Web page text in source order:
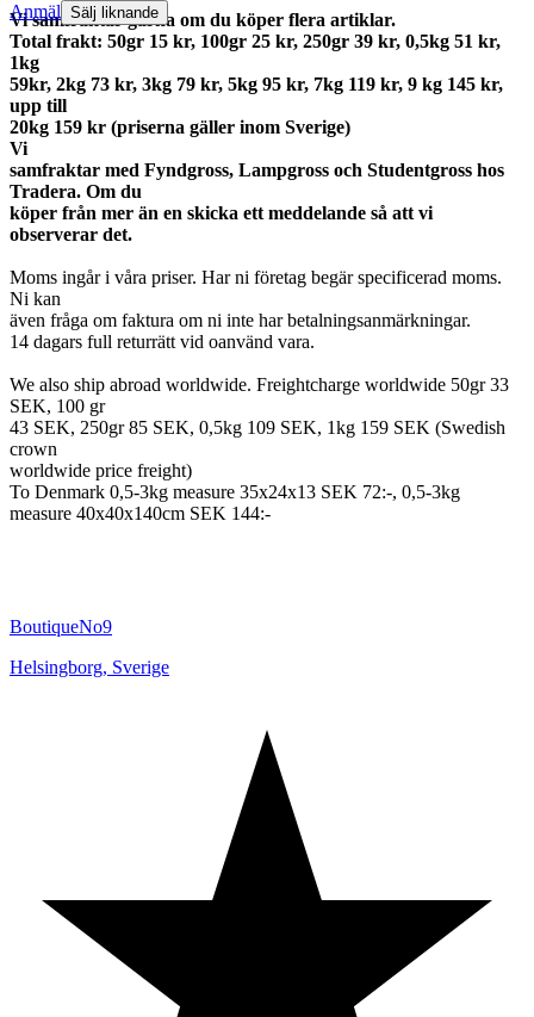
Vi samfraktar gärna om du köper flera artiklar.
Total frakt: 50gr 15 kr, 100gr 25 kr, 250gr 39 kr, 0,5kg 51 kr,
1kg
59kr, 2kg 73 kr, 3kg 79 kr, 5kg 95 kr, 7kg 119 kr, 9 kg 145 kr,
upp till
20kg 159 kr (priserna gäller inom Sverige)
Vi
samfraktar med Fyndgross, Lampgross och Studentgross hos
Tradera. Om du
köper från mer än en skicka ett meddelande så att vi
observerar det.
Moms ingår i våra priser. Har ni företag begär specificerad moms.
Ni kan
även fråga om faktura om ni inte har betalningsanmärkningar.
14 dagars full returrätt vid oanvänd vara.
We also ship abroad worldwide. Freightcharge worldwide 50gr 33
SEK, 100 gr
43 SEK, 250gr 85 SEK, 0,5kg 109 SEK, 1kg 159 SEK (Swedish
crown
worldwide price freight)
To Denmark 0,5-3kg measure 35x24x13 SEK 72:-, 0,5-3kg
measure 40x40x140cm SEK 144:-
Anmäl Sälj liknande
BoutiqueNo9
Helsingborg, Sverige